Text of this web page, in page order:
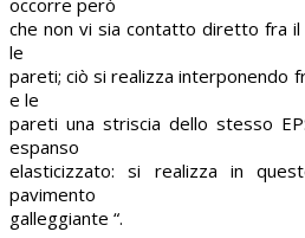
che non vi sia contatto diretto fra
le
pareti; ciò si realizza interponendo
e le
pareti una striscia dello stesso
espanso
elasticizzato: si realizza in
pavimento
galleggiante “.